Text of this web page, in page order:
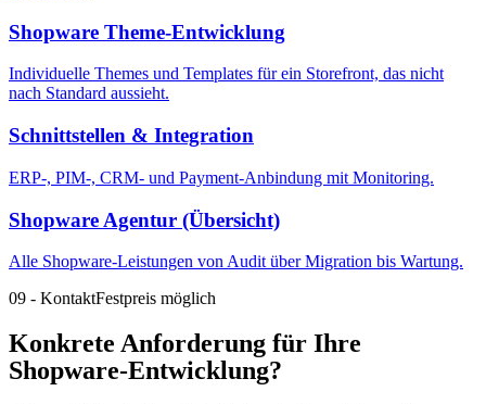
Shopware Theme-Entwicklung
Individuelle Themes und Templates für ein Storefront, das nicht
nach Standard aussieht.
Schnittstellen & Integration
ERP-, PIM-, CRM- und Payment-Anbindung mit Monitoring.
Shopware Agentur (Übersicht)
Alle Shopware-Leistungen von Audit über Migration bis Wartung.
09 - KontaktFestpreis möglich
Konkrete Anforderung für Ihre
Shopware-Entwicklung?